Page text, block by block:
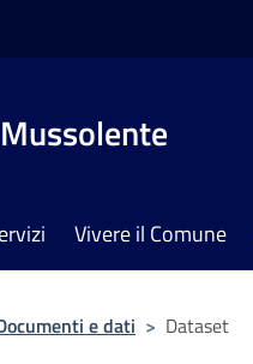
Vivere il Comune
e dati > Dataset